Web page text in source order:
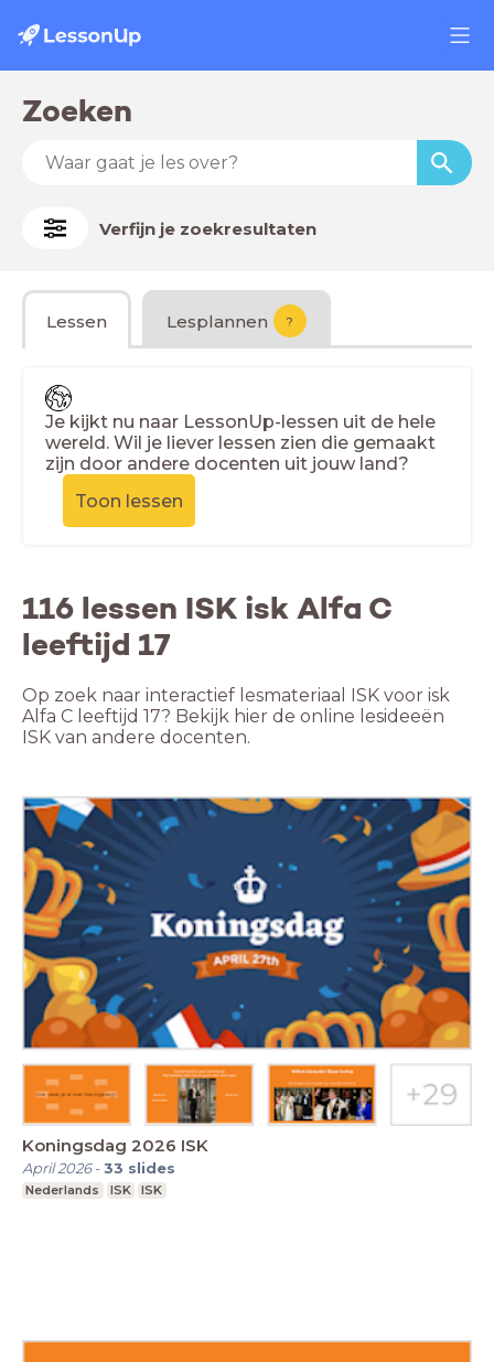
Zoeken
Verfijn je zoekresultaten
Lessen Lesplannen ?
Je kijkt nu naar LessonUp-lessen uit de hele
wereld. Wil je liever lessen zien die gemaakt
zijn door andere docenten uit jouw land?
Toon lessen
116 lessen ISK isk Alfa C
leeftijd 17
Op zoek naar interactief lesmateriaal ISK voor isk
Alfa C leeftijd 17? Bekijk hier de online lesideeën
ISK van andere docenten.
Koningsdag 2026 ISK
April 2026-33 slides
Nederlands ISK ISK